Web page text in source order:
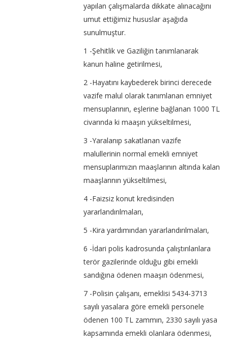
yapılan çalışmalarda dikkate alınacağını
umut ettiğimiz hususlar aşağıda
sunulmuştur.
1 -Şehitlik ve Gaziliğin tanımlanarak
kanun haline getirilmesi,
2 -Hayatını kaybederek birinci derecede
vazife malul olarak tanımlanan emniyet
mensuplarının, eşlerine bağlanan 1000 TL
civarında ki maaşın yükseltilmesi,
3 -Yaralanıp sakatlanan vazife
malullerinin normal emekli emniyet
mensuplarımızın maaşlarının altında kalan
maaşlarının yükseltilmesi,
4 -Faizsiz konut kredisinden
yararlandırılmaları,
5 -Kira yardımından yararlandırılmaları,
6 -İdari polis kadrosunda çalıştırılanlara
terör gazilerinde olduğu gibi emekli
sandığına ödenen maaşın ödenmesi,
7 -Polisin çalışanı, emeklisi 5434-3713
sayılı yasalara göre emekli personele
ödenen 100 TL zammın, 2330 sayılı yasa
kapsamında emekli olanlara ödenmesi,